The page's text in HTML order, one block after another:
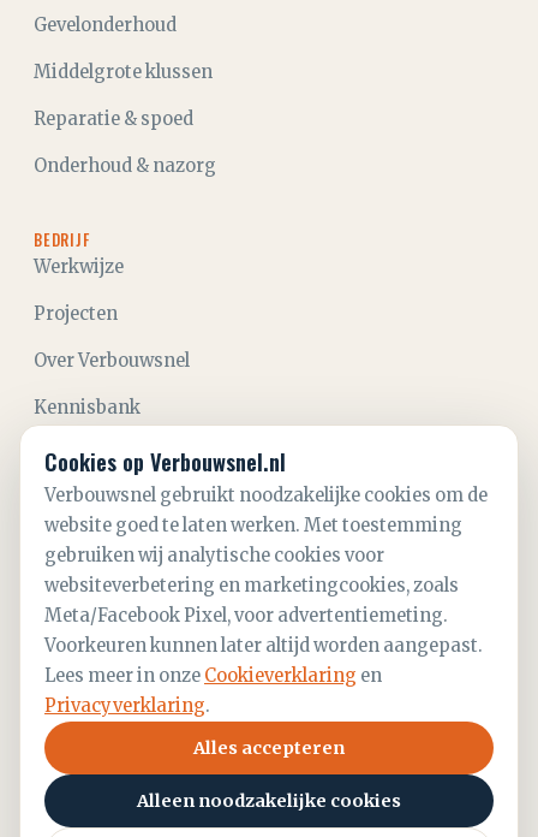
Gevelonderhoud
Middelgrote klussen
Reparatie & spoed
Onderhoud & nazorg
BEDRIJF
Werkwijze
Projecten
Over Verbouwsnel
Kennisbank
Aanvraag starten
Contact
CONTACT
06 28 21 52 59
info@verbouwsnel.nl
© Verbouwsnel B.V.— Aannemer Den Haag &
omstreken.
Cookies op Verbouwsnel.nl
Verbouwsnel gebruikt noodzakelijke cookies om de
website goed te laten werken. Met toestemming
gebruiken wij analytische cookies voor
websiteverbetering en marketingcookies, zoals
Meta/Facebook Pixel, voor advertentiemeting.
Voorkeuren kunnen later altijd worden aangepast.
Lees meer in onze Cookieverklaring en
Privacyverklaring.
Alles accepteren
Alleen noodzakelijke cookies